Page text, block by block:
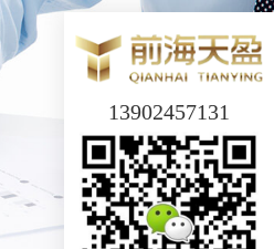
13902457131